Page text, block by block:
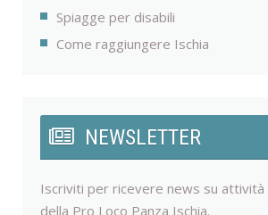
Spiagge per disabili
Come raggiungere Ischia
NEWSLETTER
Iscriviti per ricevere news su attività
della Pro Loco Panza Ischia.